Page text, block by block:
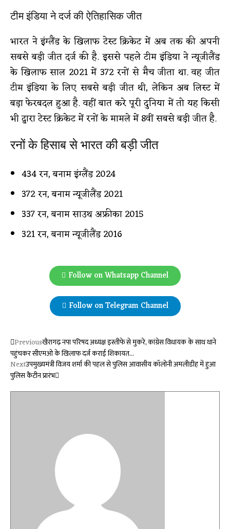
टीम इंडिया ने दर्ज की ऐतिहासिक जीत
भारत ने इंग्लैंड के खिलाफ टेस्ट क्रिकेट में अब तक की अपनी
सबसे बड़ी जीत दर्ज की है. इससे पहले टीम इंडिया ने न्यूजीलैंड
के खिलाफ साल 2021 में 372 रनों से मैच जीता था. वह जीत
टीम इंडिया के लिए सबसे बड़ी जीत थी, लेकिन अब लिस्ट में
बड़ा फेरबदल हुआ है. वहीं बात करे पूरी दुनिया में तो यह किसी
भी द्वारा टेस्ट क्रिकेट में रनों के मामले में 8वीं सबसे बड़ी जीत है.
रनों के हिसाब से भारत की बड़ी जीत
434 रन, बनाम इंग्लैंड 2024
372 रन, बनाम न्यूजीलैंड 2021
337 रन, बनाम साउथ अफ्रीका 2015
321 रन, बनाम न्यूजीलैंड 2016
Follow on Whatsapp Channel
Follow on Telegram Channel
Previousखैरागढ़ नपा परिषद अध्यक्ष इस्तीफे से मुकरे, कांग्रेस विधायक के साथ थाने
पहुंचकर सीएमओ के खिलाफ दर्ज कराई शिकायत…
Nextउपमुख्यमंत्री विजय शर्मा की पहल से पुलिस आवासीय कॉलोनी अमलीडीह में हुआ
पुलिस कैंटीन प्रारंभ